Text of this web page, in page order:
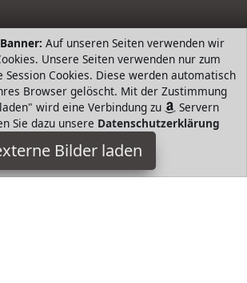
Auf unseren Seiten verwenden wir
Unsere Seiten verwenden nur zum
Cookies. Diese werden automatisch
Browser gelöscht. Mit der Zustimmung
wird eine Verbindung zu
Servern
Sie dazu unsere Datenschutzerklärung
Bilder laden
Perfect Fit Cat
mit hochqualitativen Zutaten für die